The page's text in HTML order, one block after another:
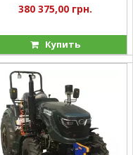
380 375,00 грн.
Купить